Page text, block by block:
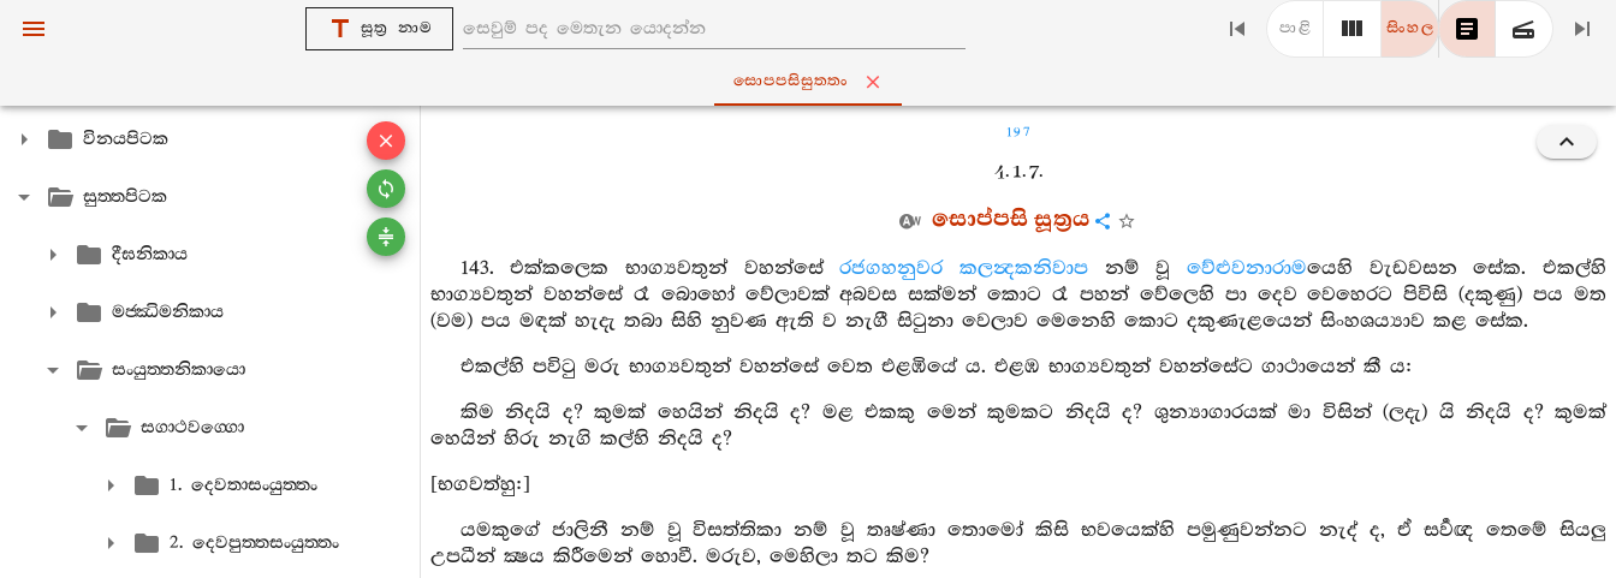
සූත්‍ර නාම පාළි සිංහල
සොප‍්පසිසුත‍්තං
විනයපිටක
සුත‍්තපිටක
දීඝනිකාය
මජ‍්ඣිමනිකාය
සංයුත‍්තනිකායො
සගාථවග‍්ගො
1. දෙවතාසංයුත‍්තං
2. දෙවපුත‍්තසංයුත‍්තං
197
4. 1. 7.
සොප්පසි සූත්‍රය
143. එක්කලෙක භාග්‍යවතුන් වහන්සේරජගහනුවර කලන්‍දකනිවාපනම් වූ වේළුවනාරාමයෙහි වැඩවසන සේක. එකල්හි
භාග්‍යවතුන් වහන්සේ රෑ බොහෝ වේලාවක් අබවස සක්මන් කොට රෑ පහන් වේලෙහි පා දෙව වෙහෙරට පිවිසි (දකුණු) පය මත
(වම) පය මඳක් හැදැ තබා සිහි නුවණ ඇති ව නැගී සිටුනා වෙලාව මෙනෙහි කොට දකුණැළයෙන් සිංහශය්‍යාව කළ සේක.
එකල්හි පවිටු මරු භාග්‍යවතුන් වහන්සේ වෙත එළඹියේ ය. එළඹ භාග්‍යවතුන් වහන්සේට ගාථායෙන් කී ය:
කිම නිදයි ද? කුමක් හෙයින් නිදයි ද? මළ එකකු මෙන් කුමකට නිදයි ද? ශුන්‍යාගාරයක් මා විසින් (ලදැ) යි නිදයි ද? කුමක්
හෙයින් හිරු නැගි කල්හි නිදයි ද?
[භගවත්හු:]
යමකුගේ ජාලිනී නම් වූ විසත්තිකා නම් වූ තෘෂ්ණා තොමෝ කිසි භවයෙක්හි පමුණුවන්නට නැද් ද, ඒ සර්‍වඥ තෙමේ සියලු
උපධීන් ක්‍ෂය කිරීමෙන් හොවී. මරුව, මෙහිලා තට කිම?